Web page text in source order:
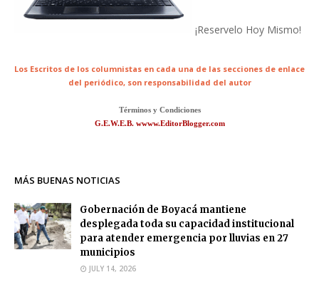
¡Reservelo Hoy Mismo!
Los Escritos de los columnistas en cada una de las secciones de enlace
del periódico, son responsabilidad del autor
Términos y Condiciones
G.E.W.E.B. wwww.EditorBlogger.com
MÁS BUENAS NOTICIAS
Gobernación de Boyacá mantiene
desplegada toda su capacidad institucional
para atender emergencia por lluvias en 27
municipios
JULY 14, 2026